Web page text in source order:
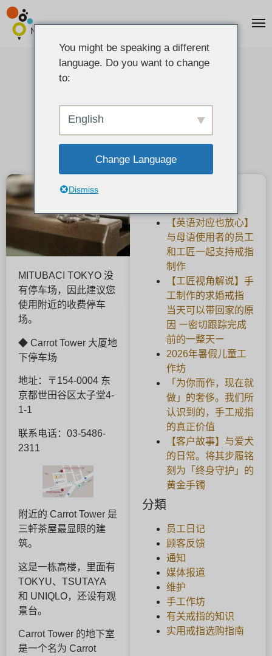
关于开车来 MITUBACI TOKYO
MITUBACI TOKYO 没
有停车场，因此建议您
使用附近的收费停车
场。
◆ Carrot Tower 大厦地
下停车场
地址：〒154-0004 东
京都世田谷区太子堂4-
1-1
联系电话：03-5486-
2311
附近的 Carrot Tower 是
三軒茶屋最显眼的建
筑。
这是一栋高楼，里面有
TOKYU、TSUTAYA
和 UNIQLO，还设有观
景台。
Carrot Tower 的地下室
是一个名为 Carrot
【英语对应也放心】
与母语使用者的员工
和工匠一起支持戒指
制作
【工匠视角解说】手
工制作的求婚戒指
当天可以带回家的原
因 ー密切跟踪完成
前的一整天ー
2026年暑假儿童工
作坊
「为你而作，现在就
做」的奢侈。我们所
认识到的，手工戒指
的真正价值
【客户故事】与爱犬
的日常。将其步履铭
刻为「终身守护」的
黄金手镯
分類
员工日记
顾客反馈
通知
媒体报道
维护
手工作坊
有关戒指的知识
实用戒指选购指南
You might be speaking a different
language. Do you want to change
to:
English
Change Language
Dismiss